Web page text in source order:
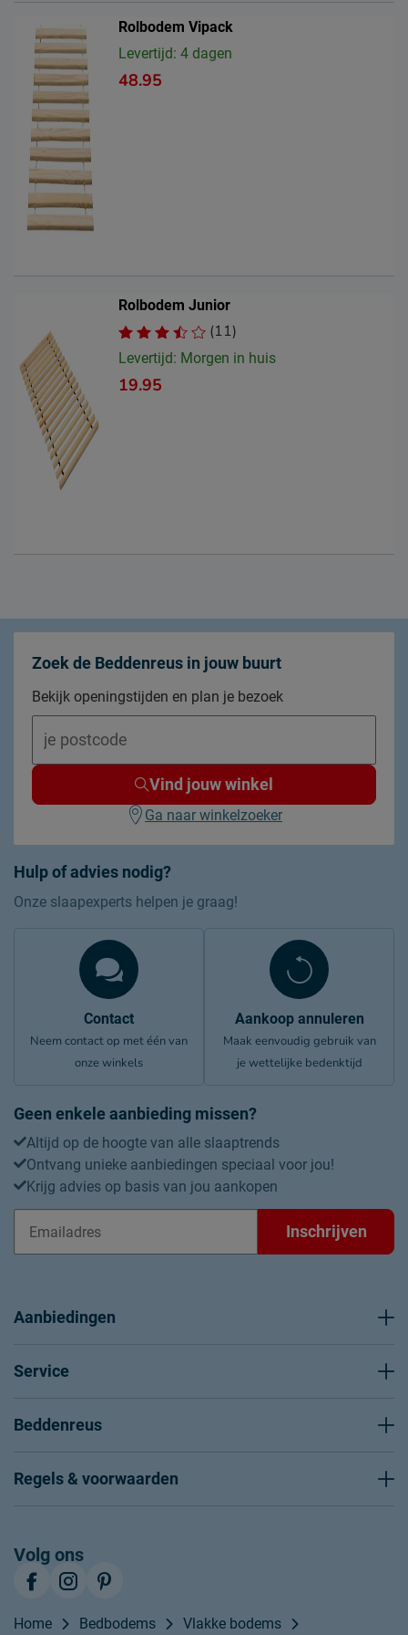
Uden, Nederland
Emailadres
info@beddenreus.nl
Rolbodem Vipack
Levertijd: 4 dagen
48.95
Rolbodem Junior
(11)
Levertijd: Morgen in huis
19.95
Hulp of advies nodig?
Onze slaapexperts helpen je graag!
Contact
Neem contact op met één van
onze winkels
Aankoop annuleren
Maak eenvoudig gebruik van
je wettelijke bedenktijd
Geen enkele aanbieding missen?
Altijd op de hoogte van alle slaaptrends
Ontvang unieke aanbiedingen speciaal voor jou!
Krijg advies op basis van jou aankopen
Inschrijven
Zoek de Beddenreus in jouw buurt
Bekijk openingstijden en plan je bezoek
Vind jouw winkel
Ga naar winkelzoeker
Aanbiedingen
Service
Beddenreus
Regels & voorwaarden
Volg ons
Home Bedbodems Vlakke bodems